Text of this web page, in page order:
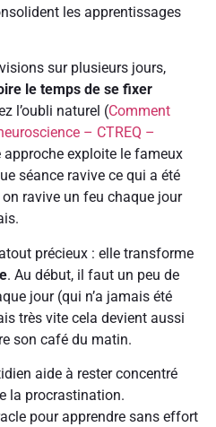
les apprentissages
sur plusieurs jours,
le temps de se fixer
l’oubli naturel (Comment
– CTREQ –
approche exploite le fameux
séance ravive ce qui a été
ravive un feu chaque jour
précieux : elle transforme
. Au début, il faut un peu de
jour (qui n’a jamais été
très vite cela devient aussi
son café du matin.
aide à rester concentré
la procrastination.
pour apprendre sans effort